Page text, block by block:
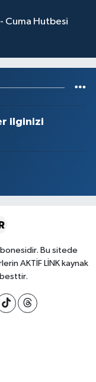
Cuma Hutbesi
ilginizi
Bu sitede
AKTİF LİNK kaynak